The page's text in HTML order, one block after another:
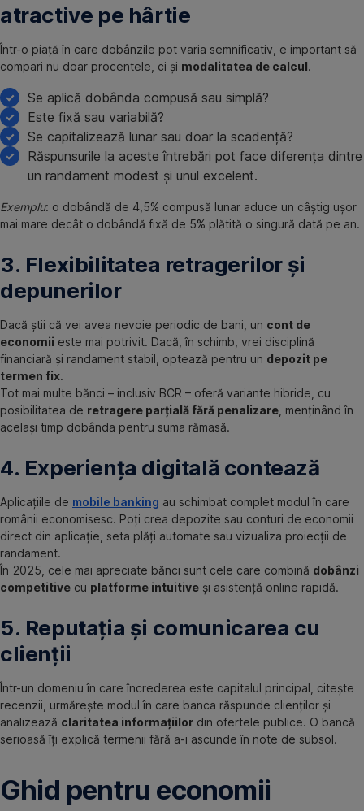
atractive pe hârtie
Într-o piață în care dobânzile pot varia semnificativ, e important să
compari nu doar procentele, ci și modalitatea de calcul.
Se aplică dobânda compusă sau simplă?
Este fixă sau variabilă?
Se capitalizează lunar sau doar la scadență?
Răspunsurile la aceste întrebări pot face diferența dintre
un randament modest și unul excelent.
Exemplu: o dobândă de 4,5% compusă lunar aduce un câștig ușor
mai mare decât o dobândă fixă de 5% plătită o singură dată pe an.
3. Flexibilitatea retragerilor și
depunerilor
Dacă știi că vei avea nevoie periodic de bani, un cont de
economii este mai potrivit. Dacă, în schimb, vrei disciplină
financiară și randament stabil, optează pentru un depozit pe
termen fix.
Tot mai multe bănci – inclusiv BCR – oferă variante hibride, cu
posibilitatea de retragere parțială fără penalizare , menținând în
același timp dobânda pentru suma rămasă.
4. Experiența digitală contează
Aplicațiile de mobile banking au schimbat complet modul în care
românii economisesc. Poți crea depozite sau conturi de economii
direct din aplicație, seta plăți automate sau vizualiza proiecții de
randament.
În 2025, cele mai apreciate bănci sunt cele care combină dobânzi
competitive cu platforme intuitive și asistență online rapidă.
5. Reputația și comunicarea cu
clienții
Într-un domeniu în care încrederea este capitalul principal, citește
recenzii, urmărește modul în care banca răspunde clienților și
analizează claritatea informațiilor din ofertele publice. O bancă
serioasă îți explică termenii fără a-i ascunde în note de subsol.
Ghid pentru economii